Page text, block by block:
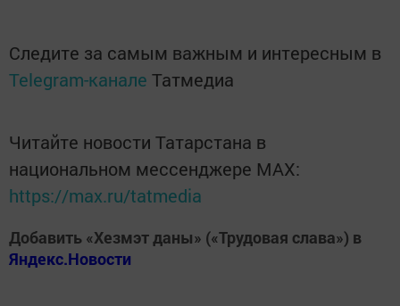
Следите за самым важным и интересным в
Telegram-канале Татмедиа
Читайте новости Татарстана в
национальном мессенджере MАХ:
https://max.ru/tatmedia
Добавить «Хезмэт даны» («Трудовая слава») в
Яндекс.Новости